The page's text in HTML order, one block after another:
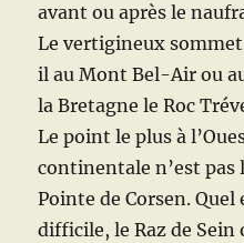
avant ou après le
Le vertigineux
il au Mont Bel-Air ou
la Bretagne le Roc
Le point le plus à
continentale n’est pas
Pointe de Corsen. Quel
difficile, le Raz de Sein